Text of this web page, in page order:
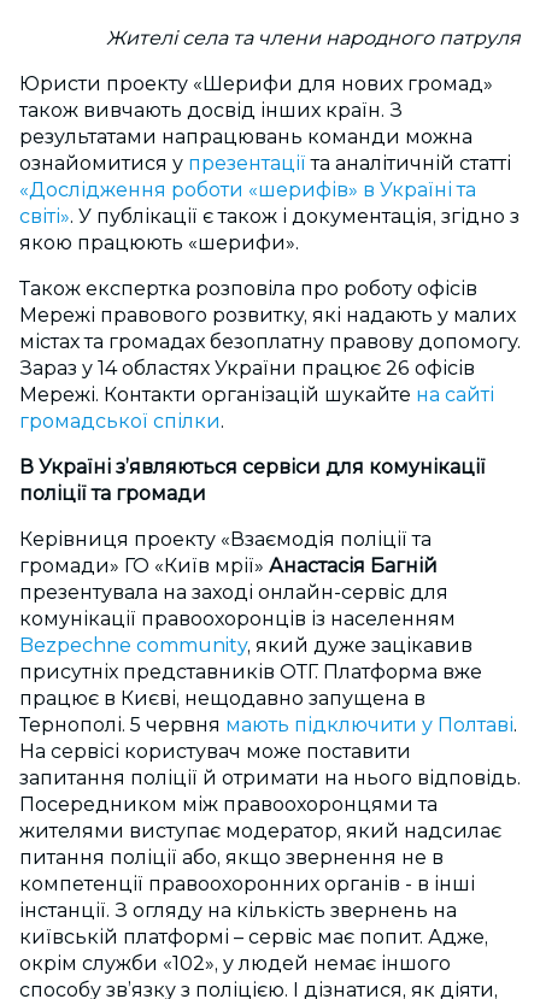
Жителі села та члени народного патруля
Юристи проекту «Шерифи для нових громад»
також вивчають досвід інших країн. З
результатами напрацювань команди можна
ознайомитися у презентації та аналітичній статті
«Дослідження роботи «шерифів» в Україні та
світі». У публікації є також і документація, згідно з
якою працюють «шерифи».
Також експертка розповіла про роботу офісів
Мережі правового розвитку, які надають у малих
містах та громадах безоплатну правову допомогу.
Зараз у 14 областях України працює 26 офісів
Мережі. Контакти організацій шукайте на сайті
громадської спілки.
В Україні з’являються сервіси для комунікації
поліції та громади
Керівниця проекту «Взаємодія поліції та
громади» ГО «Київ мрії» Анастасія Багній
презентувала на заході онлайн-сервіс для
комунікації правоохоронців із населенням
Bezpechne community, який дуже зацікавив
присутніх представників ОТГ. Платформа вже
працює в Києві, нещодавно запущена в
Тернополі. 5 червня мають підключити у Полтаві.
На сервісі користувач може поставити
запитання поліції й отримати на нього відповідь.
Посередником між правоохоронцями та
жителями виступає модератор, який надсилає
питання поліції або, якщо звернення не в
компетенції правоохоронних органів - в інші
інстанції. З огляду на кількість звернень на
київській платформі – сервіс має попит. Адже,
окрім служби «102», у людей немає іншого
способу зв’язку з поліцією. І дізнатися, як діяти,